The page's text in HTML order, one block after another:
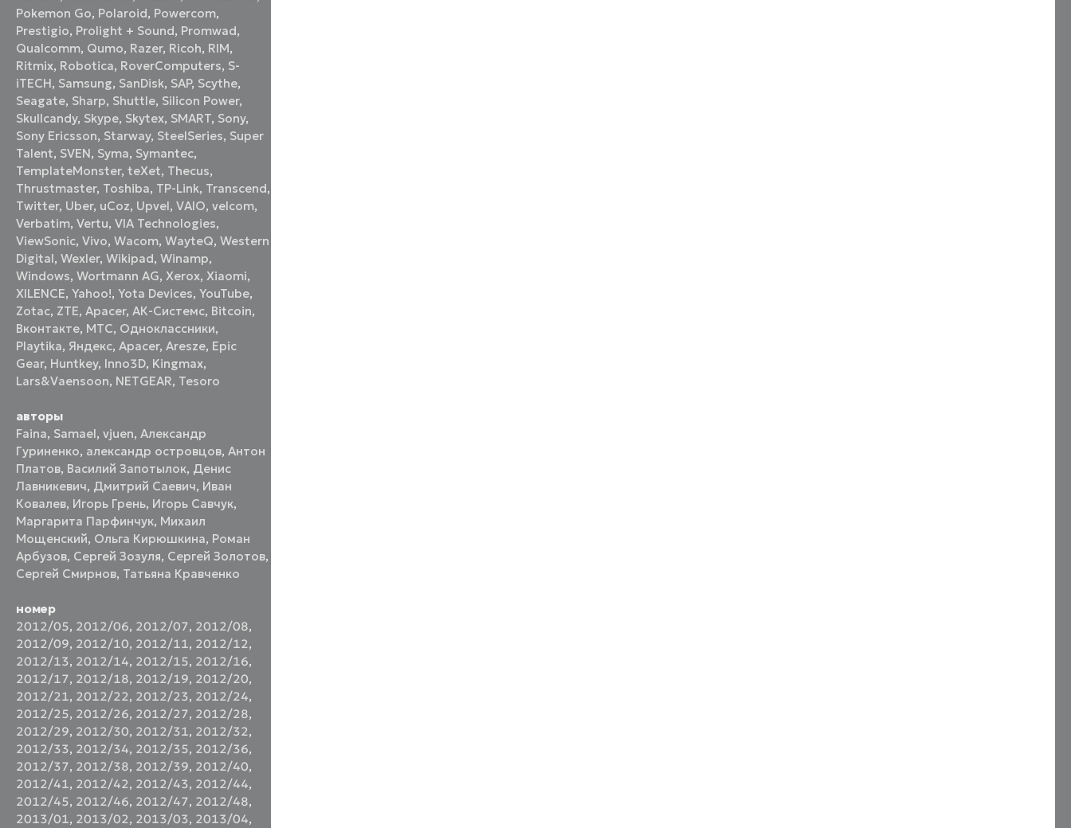
Pokemon Go, Polaroid, Powercom,
Prestigio, Prolight + Sound, Promwad,
Qualcomm, Qumo, Razer, Ricoh, RIM,
Ritmix, Robotica, RoverComputers, S-
iTECH, Samsung, SanDisk, SAP, Scythe,
Seagate, Sharp, Shuttle, Silicon Power,
Skullcandy, Skype, Skytex, SMART, Sony,
Sony Ericsson, Starway, SteelSeries, Super
Talent, SVEN, Syma, Symantec,
TemplateMonster,teXet, Thecus,
Thrustmaster, Toshiba, TP-Link, Transcend,
Twitter, Uber, uCoz, Upvel,VAIO,velcom,
Verbatim,Vertu,VIA Technologies,
ViewSonic,Vivo,Wacom,WayteQ,Western
Digital,Wexler,Wikipad,Winamp,
Windows,Wortmann AG,Xerox,Xiaomi,
XILENCE,Yahoo!,Yota Devices,YouTube,
Zotac, ZTE,Аpacer,АК-Системс, Вitcoin,
Вконтакте, МТС, Одноклассники,
Playtika, Яндекс,Apacer,Aresze, Epic
Gear, Huntkey, Inno3D, Kingmax,
Lars&Vaensoon, NETGEAR, Tesoro
авторы
Faina, Samael,vjuen,Александр
Гуриненко, александр островцов,Антон
Платов, Василий Запотылок, Денис
Лавникевич, Дмитрий Саевич, Иван
Ковалев, Игорь Грень, Игорь Савчук,
Маргарита Парфинчук, Михаил
Мощенский, Ольга Кирюшкина, Роман
Арбузов, Сергей Зозуля, Сергей Золотов,
Сергей Смирнов, Татьяна Кравченко
номер
2012/05, 2012/06, 2012/07, 2012/08,
2012/09, 2012/10, 2012/11, 2012/12,
2012/13, 2012/14, 2012/15, 2012/16,
2012/17, 2012/18, 2012/19, 2012/20,
2012/21, 2012/22, 2012/23, 2012/24,
2012/25, 2012/26, 2012/27, 2012/28,
2012/29, 2012/30, 2012/31, 2012/32,
2012/33, 2012/34, 2012/35, 2012/36,
2012/37, 2012/38, 2012/39, 2012/40,
2012/41, 2012/42, 2012/43, 2012/44,
2012/45, 2012/46, 2012/47, 2012/48,
2013/01, 2013/02, 2013/03, 2013/04,